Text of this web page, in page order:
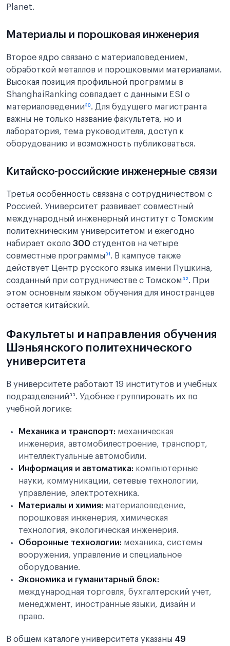
Planet.
Материалы и порошковая инженерия
Второе ядро связано с материаловедением,
обработкой металлов и порошковыми материалами.
Высокая позиция профильной программы в
ShanghaiRanking совпадает с данными ESI о
материаловедении³⁰. Для будущего магистранта
важны не только название факультета, но и
лаборатория, тема руководителя, доступ к
оборудованию и возможность публиковаться.
Китайско-российские инженерные связи
Третья особенность связана с сотрудничеством с
Россией. Университет развивает совместный
международный инженерный институт с Томским
политехническим университетом и ежегодно
набирает около 300 студентов на четыре
совместные программы³¹. В кампусе также
действует Центр русского языка имени Пушкина,
созданный при сотрудничестве с Томском³². При
этом основным языком обучения для иностранцев
остается китайский.
Факультеты и направления обучения
Шэньянского политехнического
университета
В университете работают 19 институтов и учебных
подразделений³³. Удобнее группировать их по
учебной логике:
Механика и транспорт: механическая
инженерия, автомобилестроение, транспорт,
интеллектуальные автомобили.
Информация и автоматика: компьютерные
науки, коммуникации, сетевые технологии,
управление, электротехника.
Материалы и химия: материаловедение,
порошковая инженерия, химическая
технология, экологическая инженерия.
Оборонные технологии: механика, системы
вооружения, управление и специальное
оборудование.
Экономика и гуманитарный блок:
международная торговля, бухгалтерский учет,
менеджмент, иностранные языки, дизайн и
право.
В общем каталоге университета указаны 49